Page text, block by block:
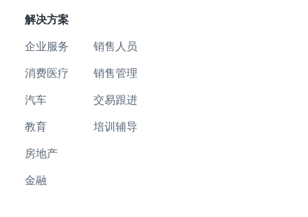
解决方案
企业服务
消费医疗
汽车
教育
房地产
金融
销售人员
销售管理
交易跟进
培训辅导